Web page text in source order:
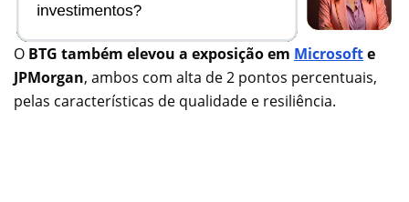
O BTG também elevou a exposição em Microsofte
JPMorgan, ambos com alta de 2 pontos percentuais,
pelas características de qualidade e resiliência.